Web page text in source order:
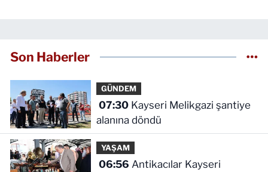
Son Haberler
GÜNDEM
07:30Kayseri Melikgazi şantiye
alanına döndü
YAŞAM
06:56